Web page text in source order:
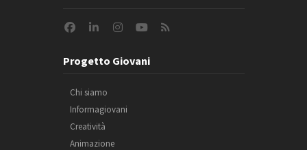
Progetto Giovani
Chi siamo
Informagiovani
Creatività
Animazione